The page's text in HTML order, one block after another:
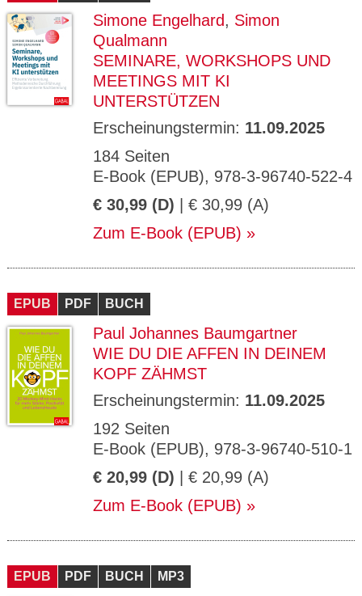
Simone Engelhard, Simon
Qualmann
SEMINARE, WORKSHOPS UND
MEETINGS MIT KI
UNTERSTÜTZEN
Erscheinungstermin: 11.09.2025
184 Seiten
E-Book (EPUB), 978-3-96740-522-4
€ 30,99 (D) | € 30,99 (A)
Zum E-Book (EPUB)
EPUB PDF BUCH
Paul Johannes Baumgartner
WIE DU DIE AFFEN IN DEINEM
KOPF ZÄHMST
Erscheinungstermin: 11.09.2025
192 Seiten
E-Book (EPUB), 978-3-96740-510-1
€ 20,99 (D) | € 20,99 (A)
Zum E-Book (EPUB)
EPUB PDF BUCH MP3